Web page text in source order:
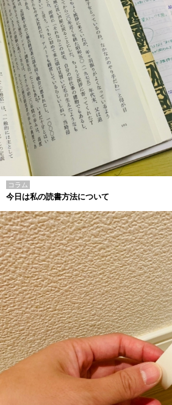
コラム
今日は私の読書方法について